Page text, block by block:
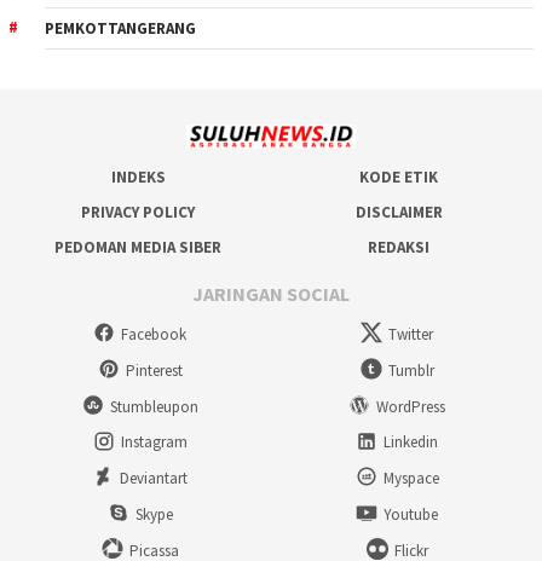
PEMKOTTANGERANG
INDEKS
KODE ETIK
PRIVACY POLICY
DISCLAIMER
PEDOMAN MEDIA SIBER
REDAKSI
JARINGAN SOCIAL
Facebook
Twitter
Pinterest
Tumblr
Stumbleupon
WordPress
Instagram
Linkedin
Deviantart
Myspace
Skype
Youtube
Picassa
Flickr